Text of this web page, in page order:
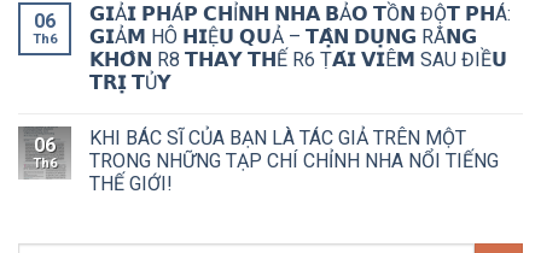
06
Th6
𝗚𝗜Ả𝗜 𝗣𝗛Á𝗣 𝗖𝗛Ỉ𝗡𝗛 𝗡𝗛𝗔 𝗕Ả𝗢 𝗧Ồ𝗡 ĐỘ̣𝗧 𝗣𝗛Á:
𝗚𝗜Ả𝗠 HÔ 𝗛𝗜Ệ𝗨 𝗤𝗨Ả – 𝗧𝗔̣̂𝗡 𝗗𝗨̣𝗡𝗚 RĂ𝗡𝗚
𝗞𝗛𝗢̂𝗡 R8 𝗧𝗛𝗔𝗬 𝗧𝗛Ế R6 Ṭ𝗔́𝗜 𝗩𝗜Ê𝗠 SAU ĐIỀ𝗨
𝗧𝗥𝗜̣ 𝗧Ủ𝗬
06
Th6
KHI BÁC SĨ CỦA BẠN LÀ TÁC GIẢ TRÊN MỘT
TRONG NHỮNG TẠP CHÍ CHỈNH NHA NỔI TIẾNG
THẾ GIỚI!